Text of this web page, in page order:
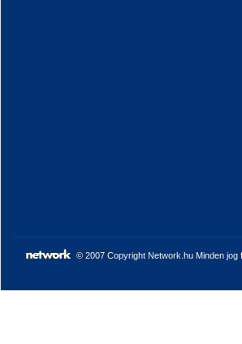
© 2007 Copyright Network.hu Minden jog